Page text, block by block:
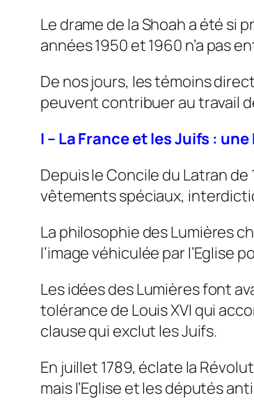
Le drame de la Shoah a été si
années 1950 et 1960 n’a pas
De nos jours, les témoins
peuvent contribuer au travail
I – La France et les Juifs :
Depuis le Concile du Latran de
vêtements spéciaux,
La philosophie des Lumières
l’image véhiculée par
Les idées des Lumières font
tolérance de Louis XVI qui
clause qui exclut les Juifs.
En juillet 1789, éclate la
mais l’Eglise et les députés